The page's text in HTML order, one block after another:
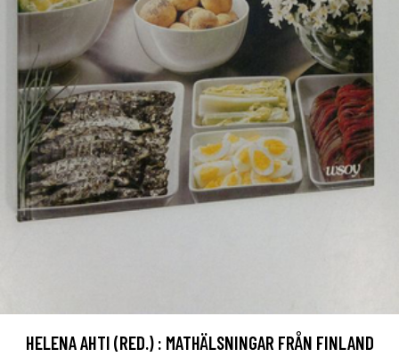
HELENA AHTI (RED.) : MATHÄLSNINGAR FRÅN FINLAND